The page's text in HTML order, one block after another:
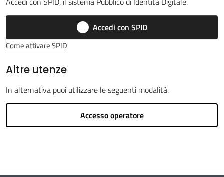
Amministrazione
Novità
Servizi
Accedi con SPID
Come attivare SPID
Altre utenze
In alternativa puoi utilizzare le seguenti modalità.
Accesso operatore